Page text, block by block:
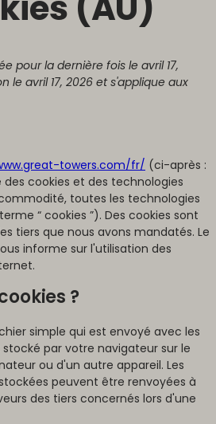
pour la dernière fois le avril 17,
le avril 17, 2026 et s'applique aux
towers.com/fr/ (ci-après :
des cookies et des technologies
toutes les technologies
“ cookies ”). Des cookies sont
tiers que nous avons mandatés. Le
informe sur l'utilisation des
?
simple qui est envoyé avec les
par votre navigateur sur le
ou d'un autre appareil. Les
peuvent être renvoyées à
des tiers concernés lors d'une